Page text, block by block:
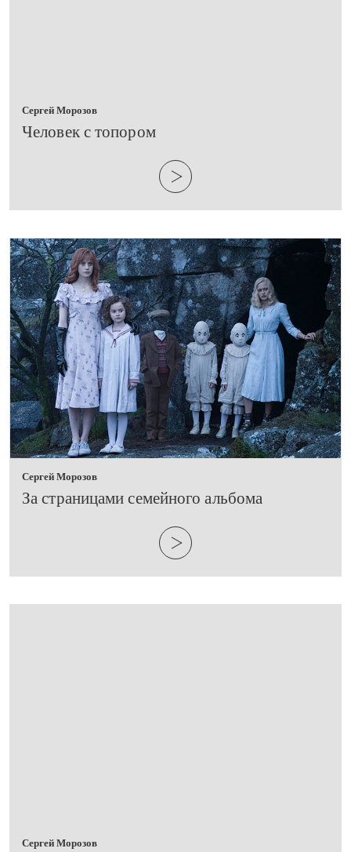
Сергей Морозов
​Человек с топором
Сергей Морозов
​За страницами семейного альбома
Сергей Морозов